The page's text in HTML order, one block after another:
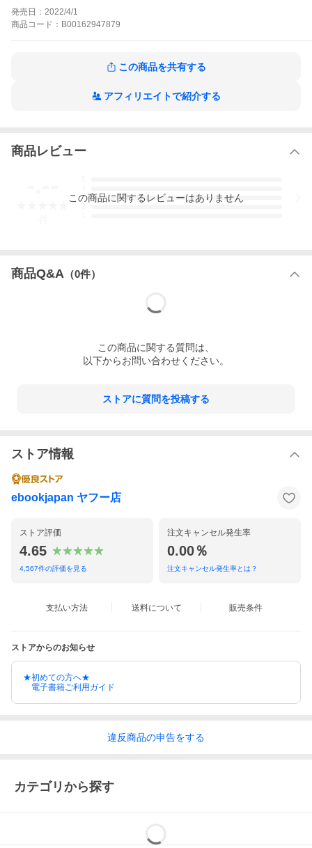
「け」の字も知らないようなポンコツぶり!こんなのなんの勝算も
ない…。そう思っていた紅だが、酒造りに向き合っていく中でだ
んだんとやる気に火が付き―。ついに、コウジの長年の「夢」で
紅一献!〜恋、ひとしずく〜の作品をもっと見る
発売日： 2022/4/1
商品 コード： B00162947879
この商品を共有する
アフィリエイトで紹介する
商品レビュー
3
この商品に関するレビューはありません
商品Q&A （0件）
この商品に関する質問は、
以下からお問い合わせください。
ストアに質問を投稿する
ストア情報
ebookjapan ヤフー店
ストア評価
4.65
4,567件の評価を見る
注文キャンセル発生率
0.00％
注文キャンセル発生率とは？
支払い方法 送料について 販売条件
ストアからのお知らせ
★初めての方へ★
電子書籍ご利用ガイド
違反商品の申告をする
カテゴリから探す